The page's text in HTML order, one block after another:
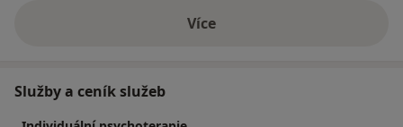
Víceo zkušenostech
Služby a ceník služeb